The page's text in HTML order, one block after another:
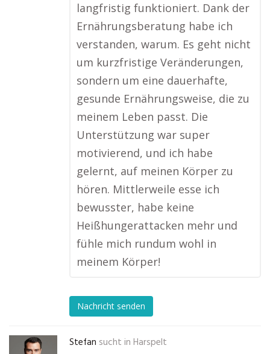
langfristig funktioniert. Dank der
Ernährungsberatung habe ich
verstanden, warum. Es geht nicht
um kurzfristige Veränderungen,
sondern um eine dauerhafte,
gesunde Ernährungsweise, die zu
meinem Leben passt. Die
Unterstützung war super
motivierend, und ich habe
gelernt, auf meinen Körper zu
hören. Mittlerweile esse ich
bewusster, habe keine
Heißhungerattacken mehr und
fühle mich rundum wohl in
meinem Körper!
Nachricht senden
Stefan sucht in Harspelt